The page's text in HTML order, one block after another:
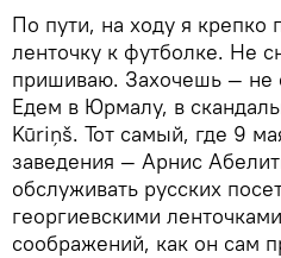
По пути, на ходу я
ленточку к футболке. Не
пришиваю. Захочешь — не
Едем в Юрмалу, в
Kūriņš. Тот самый, где 9
заведения — Арнис
обслуживать русских
георгиевскими
соображений, как он сам